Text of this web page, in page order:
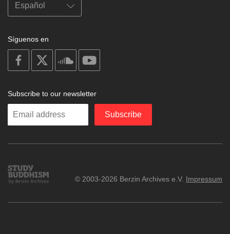
Síguenos en
on
facebook
soundcloud
Subscribe to our newsletter
Enter
Subscribe
Study
Buddhism
© 2003-2026 Berzin Archives e.V. Impressum